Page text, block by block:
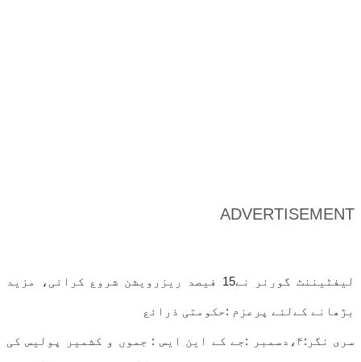
ADVERTISEMENT
لیفٹیننٹ گورنر نے15 فیصد ریزرویشن شروع کرائی، مزید
بڑھانے کےلئے پرعزم :حکومتی ذرائع
سری نگر:۴،دسمبر :جے کے این ایس : جموں و کشمیر پولیس کی